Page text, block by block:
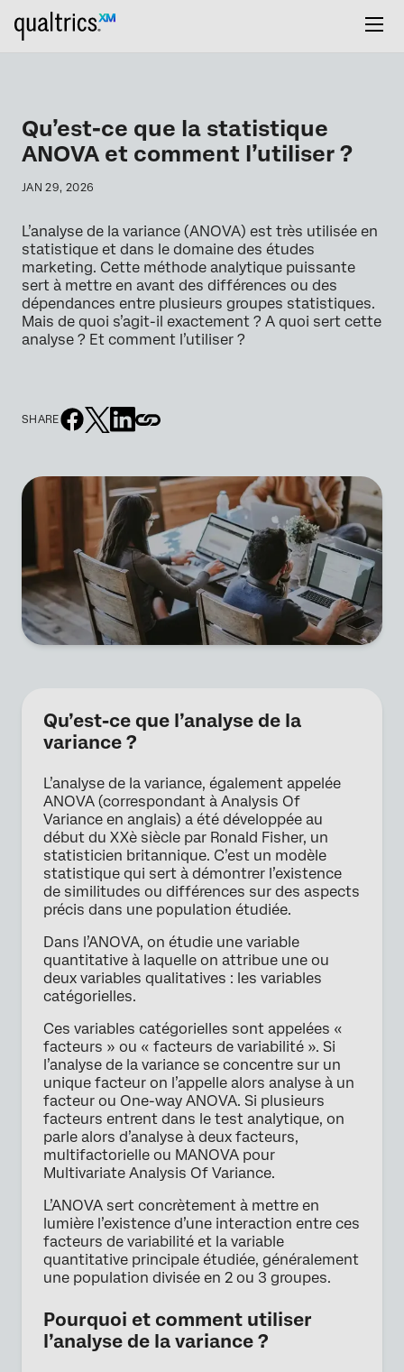
Qu’est-ce que la statistique
ANOVA et comment l’utiliser ?
JAN 29, 2026
L’analyse de la variance (ANOVA) est très utilisée en
statistique et dans le domaine des études
marketing. Cette méthode analytique puissante
sert à mettre en avant des différences ou des
dépendances entre plusieurs groupes statistiques.
Mais de quoi s’agit-il exactement ? A quoi sert cette
analyse ? Et comment l’utiliser ?
SHARE
Qu’est-ce que l’analyse de la
variance ?
L’analyse de la variance, également appelée
ANOVA (correspondant à Analysis Of
Variance en anglais) a été développée au
début du XXè siècle par Ronald Fisher, un
statisticien britannique. C’est un modèle
statistique qui sert à démontrer l’existence
de similitudes ou différences sur des aspects
précis dans une population étudiée.
Dans l’ANOVA, on étudie une variable
quantitative à laquelle on attribue une ou
deux variables qualitatives : les variables
catégorielles.
Ces variables catégorielles sont appelées «
facteurs » ou « facteurs de variabilité ». Si
l’analyse de la variance se concentre sur un
unique facteur on l’appelle alors analyse à un
facteur ou One-way ANOVA. Si plusieurs
facteurs entrent dans le test analytique, on
parle alors d’analyse à deux facteurs,
multifactorielle ou MANOVA pour
Multivariate Analysis Of Variance.
L’ANOVA sert concrètement à mettre en
lumière l’existence d’une interaction entre ces
facteurs de variabilité et la variable
quantitative principale étudiée, généralement
une population divisée en 2 ou 3 groupes.
Pourquoi et comment utiliser
l’analyse de la variance ?